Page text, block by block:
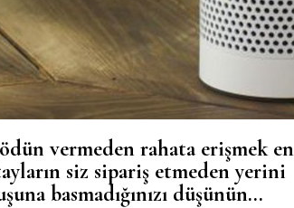
vermeden rahata erişmek en
siz sipariş etmeden yerini
basmadığınızı düşünün…